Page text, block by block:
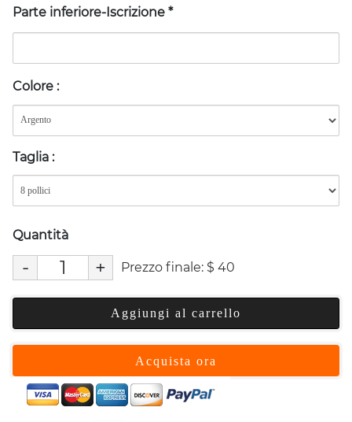
Parte inferiore-Iscrizione *
Colore :
Taglia :
Quantità
- + Prezzo finale: $ 40
Aggiungi al carrello
Acquista ora